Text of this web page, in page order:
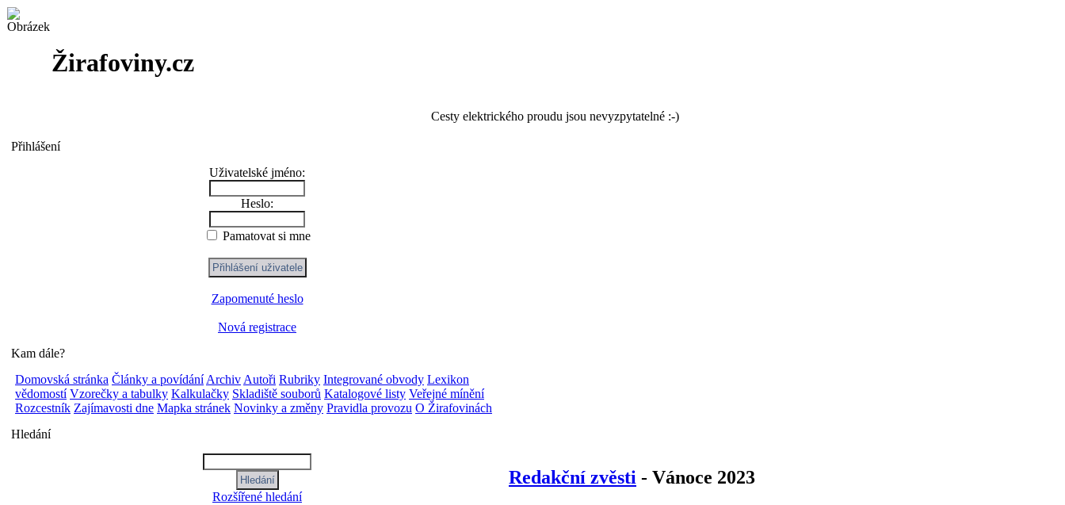
Žirafoviny.cz
Cesty elektrického proudu jsou nevyzpytatelné :-)
Přihlášení
Uživatelské jméno:
Heslo:
Pamatovat si mne
Zapomenuté heslo
Nová registrace
Kam dále?
Domovská stránka Články a povídání Archiv Autoři Rubriky Integrované obvody Lexikon
vědomostí Vzorečky a tabulky Kalkulačky Skladiště souborů Katalogové listy Veřejné mínění
Rozcestník Zajímavosti dne Mapka stránek Novinky a změny Pravidla provozu O Žirafovinách
Hledání
Rozšířené hledání
Redakční zvěsti - Vánoce 2023